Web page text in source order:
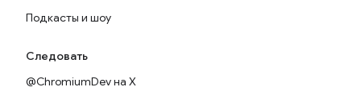
Подкасты и шоу
Следовать
@ChromiumDev на X